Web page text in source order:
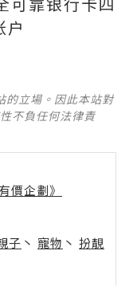
的立場。因此本站對
不負任何法律責
價企劃》
子 丶 寵物 丶 扮靚